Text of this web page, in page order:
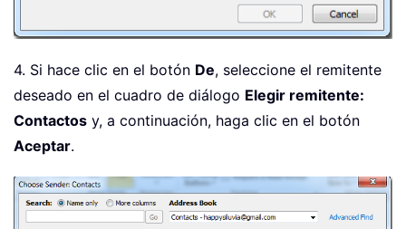
4. Si hace clic en el botón De, seleccione el remitente
deseado en el cuadro de diálogo Elegir remitente:
Contactos y, a continuación, haga clic en el botón
Aceptar.